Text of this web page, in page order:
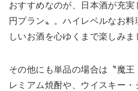
おすすめなのが、日本酒が充
円プラン〟。ハイレベルなお
しいお酒を心ゆくまで楽しみま
その他にも単品の場合は〝魔
レミアム焼酎や、ウイスキー